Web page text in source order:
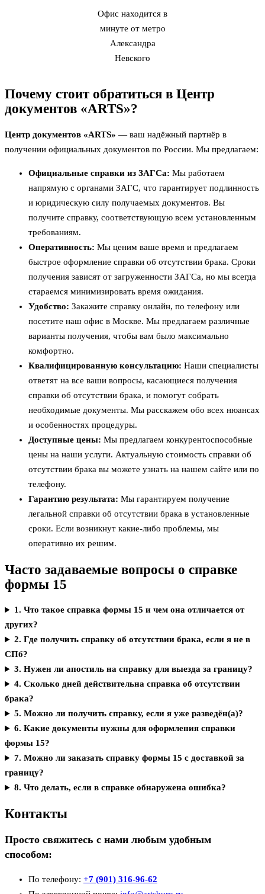
Офис находится в
минуте от метро
Александра
Невского
Почему стоит обратиться в Центр
документов «ARTS»?
Центр документов «ARTS» — ваш надёжный партнёр в
получении официальных документов по России. Мы предлагаем:
Официальные справки из ЗАГСа: Мы работаем
напрямую с органами ЗАГС, что гарантирует подлинность
и юридическую силу получаемых документов. Вы
получите справку, соответствующую всем установленным
требованиям.
Оперативность: Мы ценим ваше время и предлагаем
быстрое оформление справки об отсутствии брака. Сроки
получения зависят от загруженности ЗАГСа, но мы всегда
стараемся минимизировать время ожидания.
Удобство: Закажите справку онлайн, по телефону или
посетите наш офис в Москве. Мы предлагаем различные
варианты получения, чтобы вам было максимально
комфортно.
Квалифицированную консультацию: Наши специалисты
ответят на все ваши вопросы, касающиеся получения
справки об отсутствии брака, и помогут собрать
необходимые документы. Мы расскажем обо всех нюансах
и особенностях процедуры.
Доступные цены: Мы предлагаем конкурентоспособные
цены на наши услуги. Актуальную стоимость справки об
отсутствии брака вы можете узнать на нашем сайте или по
телефону.
Гарантию результата: Мы гарантируем получение
легальной справки об отсутствии брака в установленные
сроки. Если возникнут какие-либо проблемы, мы
оперативно их решим.
Часто задаваемые вопросы о справке
формы 15
1. Что такое справка формы 15 и чем она отличается от
других?
2. Где получить справку об отсутствии брака, если я не в
СПб?
3. Нужен ли апостиль на справку для выезда за границу?
4. Сколько дней действительна справка об отсутствии
брака?
5. Можно ли получить справку, если я уже разведён(а)?
6. Какие документы нужны для оформления справки
формы 15?
7. Можно ли заказать справку формы 15 с доставкой за
границу?
8. Что делать, если в справке обнаружена ошибка?
Контакты
Просто свяжитесь с нами любым удобным
способом:
По телефону: +7 (901) 316-96-62